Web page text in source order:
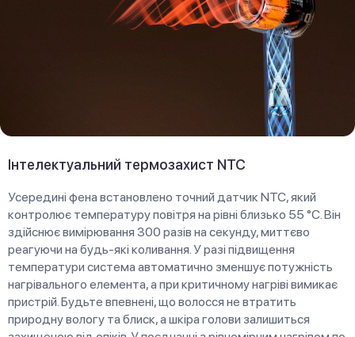
Інтелектуальний термозахист NTC
Усередині фена встановлено точний датчик NTC, який
контролює температуру повітря на рівні близько 55 °C. Він
здійснює вимірювання 300 разів на секунду, миттєво
реагуючи на будь-які коливання. У разі підвищення
температури система автоматично зменшує потужність
нагрівального елемента, а при критичному нагріві вимикає
пристрій. Будьте впевнені, що волосся не втратить
природну вологу та блиск, а шкіра голови залишиться